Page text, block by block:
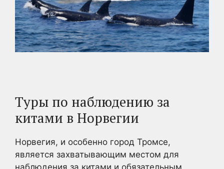
Туры по наблюдению за
китами в Норвегии
Норвегия, и особенно город Тромсе,
является захватывающим местом для
наблюдения за китами и обязательным